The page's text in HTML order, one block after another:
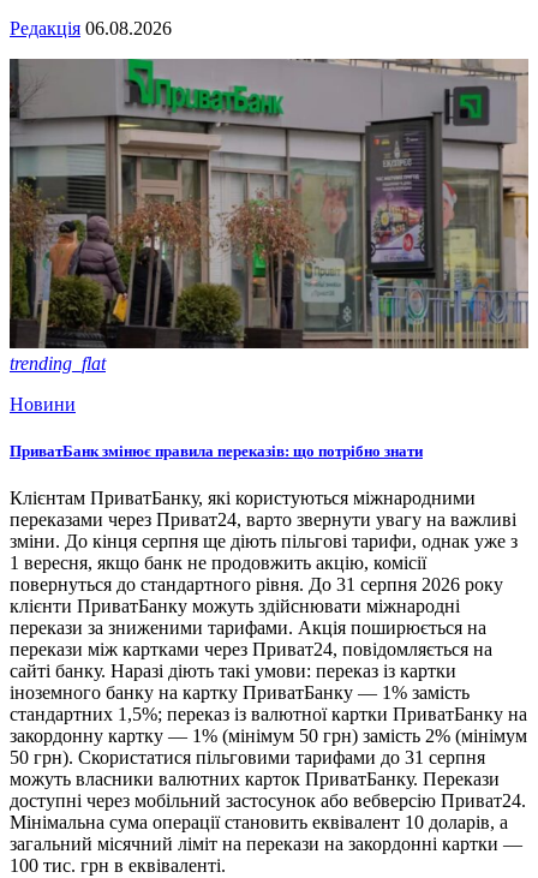
Редакція 06.08.2026
trending_flat
Новини
ПриватБанк змінює правила переказів: що потрібно знати
Клієнтам ПриватБанку, які користуються міжнародними
переказами через Приват24, варто звернути увагу на важливі
зміни. До кінця серпня ще діють пільгові тарифи, однак уже з
1 вересня, якщо банк не продовжить акцію, комісії
повернуться до стандартного рівня. До 31 серпня 2026 року
клієнти ПриватБанку можуть здійснювати міжнародні
перекази за зниженими тарифами. Акція поширюється на
перекази між картками через Приват24, повідомляється на
сайті банку. Наразі діють такі умови: переказ із картки
іноземного банку на картку ПриватБанку — 1% замість
стандартних 1,5%; переказ із валютної картки ПриватБанку на
закордонну картку — 1% (мінімум 50 грн) замість 2% (мінімум
50 грн). Скористатися пільговими тарифами до 31 серпня
можуть власники валютних карток ПриватБанку. Перекази
доступні через мобільний застосунок або вебверсію Приват24.
Мінімальна сума операції становить еквівалент 10 доларів, а
загальний місячний ліміт на перекази на закордонні картки —
100 тис. грн в еквіваленті.